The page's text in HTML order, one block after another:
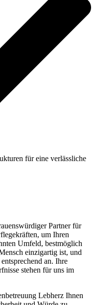
für eine verlässliche
Partner für
um Ihren
Umfeld, bestmöglich
einzigartig ist, und
an. Ihre
stehen für uns im
Lebherz Ihnen